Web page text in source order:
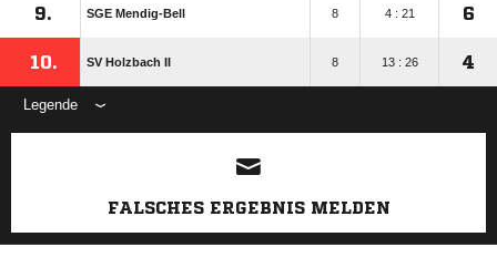
9. SGE Mendig-Bell 8 4 : 21 6
10. SV Holzbach II 8 13 : 26 4
Legende
ANZEIGE
FALSCHES ERGEBNIS MELDEN